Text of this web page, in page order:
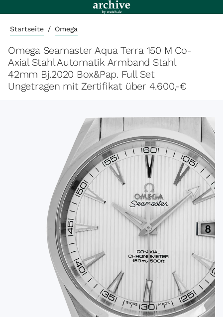
Startseite / Omega
Omega Seamaster Aqua Terra 150 M Co-
Axial Stahl Automatik Armband Stahl
42mm Bj.2020 Box&Pap. Full Set
Ungetragen mit Zertifikat über 4.600,-€